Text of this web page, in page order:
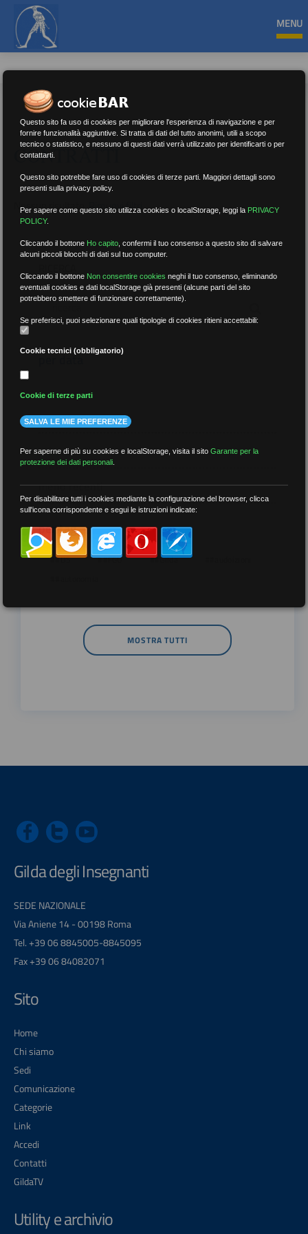
MENU
CONTRATTI
Nessun risultato.Rimuovi filtri
per data
più recenti
meno recenti
per tag
##DS ##FGU ##Gilda
MOSTRA TUTTI
Gilda degli Insegnanti
SEDE NAZIONALE
Via Aniene 14 - 00198 Roma
Tel. +39 06 8845005-8845095
Fax +39 06 84082071
Sito
Home
Chi siamo
Sedi
Comunicazione
Categorie
Link
Accedi
Contatti
GildaTV
Utility e archivio
Questo sito fa uso di cookies per migliorare l'esperienza di navigazione e per
fornire funzionalità aggiuntive. Si tratta di dati del tutto anonimi, utili a scopo
tecnico o statistico, e nessuno di questi dati verrà utilizzato per identificarti o per
contattarti.
Questo sito potrebbe fare uso di cookies di terze parti. Maggiori dettagli sono
presenti sulla privacy policy.
Per sapere come questo sito utilizza cookies o localStorage, leggi la PRIVACY
POLICY.
Cliccando il bottone Ho capito ,confermi il tuo consenso a questo sito di salvare
alcuni piccoli blocchi di dati sul tuo computer.
Cliccando il bottone Non consentire cookies neghi il tuo consenso, eliminando
eventuali cookies e dati localStorage già presenti (alcune parti del sito
potrebbero smettere di funzionare correttamente).
Se preferisci, puoi selezionare quali tipologie di cookies ritieni accettabili:
Cookie tecnici (obbligatorio)
Cookie di terze parti
SALVA LE MIE PREFERENZE
Per saperne di più su cookies e localStorage, visita il sitoGarante per la
protezione dei dati personali
Per disabilitare tutti i cookies mediante la configurazione del browser, clicca
sull'icona corrispondente e segui le istruzioni indicate: